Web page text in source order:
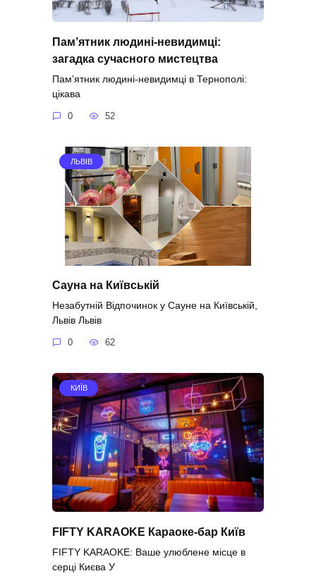
Пам’ятник людині-невидимці:
загадка сучасного мистецтва
Пам’ятник людині-невидимці в Тернополі:
цікава
0 52
ЛЬВІВ
Сауна на Київській
Незабутній Відпочинок у Сауне на Київській,
Львів Львів
0 62
КИЇВ
FIFTY KARAOKE Караоке-бар Київ
FIFTY KARAOKE: Ваше улюблене місце в
серці Києва У